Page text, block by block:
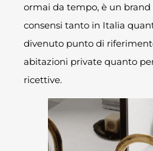
ormai da tempo, è un brand
consensi tanto in Italia
divenuto punto di
abitazioni private quanto
ricettive.